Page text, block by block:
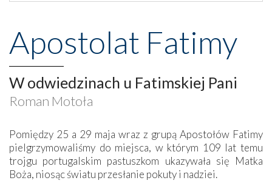
Apostolat Fatimy
W odwiedzinach u Fatimskiej Pani
Roman Motoła
Pomiędzy 25 a 29 maja wraz z grupą Apostołów Fatimy
pielgrzymowaliśmy do miejsca, w którym 109 lat temu
trojgu portugalskim pastuszkom ukazywała się Matka
Boża, niosąc światu przesłanie pokuty i nadziei.